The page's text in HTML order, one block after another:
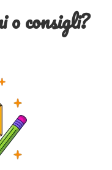
o consigli?